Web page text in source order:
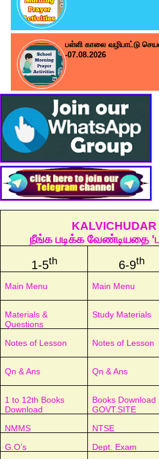
பள்ளி காலை வழிபாட்டு
-07.08.2026
நீங்க படிக்க வேண்டியதை
1-5th 6-9th
Main Menu Main Menu
Materials &
Questions
Study Materials
Notes of Lesson
Notes of Lesson
Qn & Ans
Qn & Ans
1 to 12th Books
Download
Books Download
GOVT.SITE
NMMS
NTSE
G.O’s
Dept. Exam